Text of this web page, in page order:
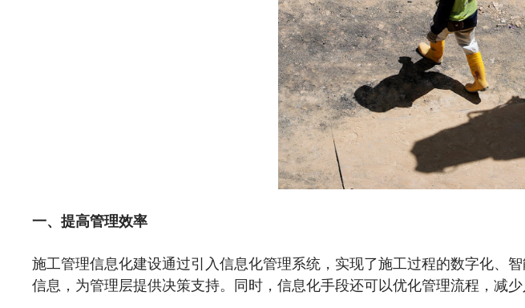
一、提高管理效率
施工管理信息化建设通过引入信息化管理系统，实现了施工过程的数字化、
信息，为管理层提供决策支持。同时，信息化手段还可以优化管理流程，减